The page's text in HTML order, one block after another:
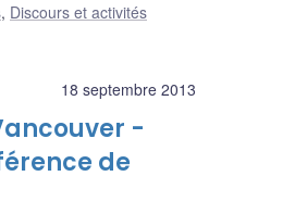
, Discours et activités
18 septembre 2013
-
de